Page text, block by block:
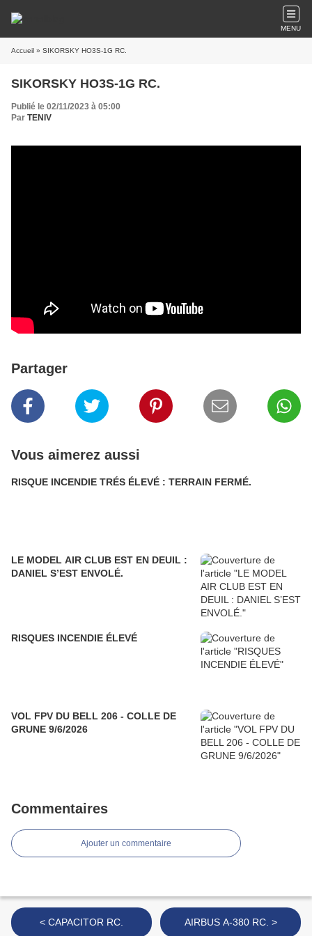
MENU
Accueil » SIKORSKY HO3S-1G RC.
SIKORSKY HO3S-1G RC.
Publié le 02/11/2023 à 05:00
Par TENIV
Partager
Vous aimerez aussi
RISQUE INCENDIE TRÉS ÉLEVÉ : TERRAIN FERMÉ.
LE MODEL AIR CLUB EST EN DEUIL :
DANIEL S’EST ENVOLÉ.
RISQUES INCENDIE ÉLEVÉ
VOL FPV DU BELL 206 - COLLE DE
GRUNE 9/6/2026
Commentaires
Ajouter un commentaire
< CAPACITOR RC. AIRBUS A-380 RC. >